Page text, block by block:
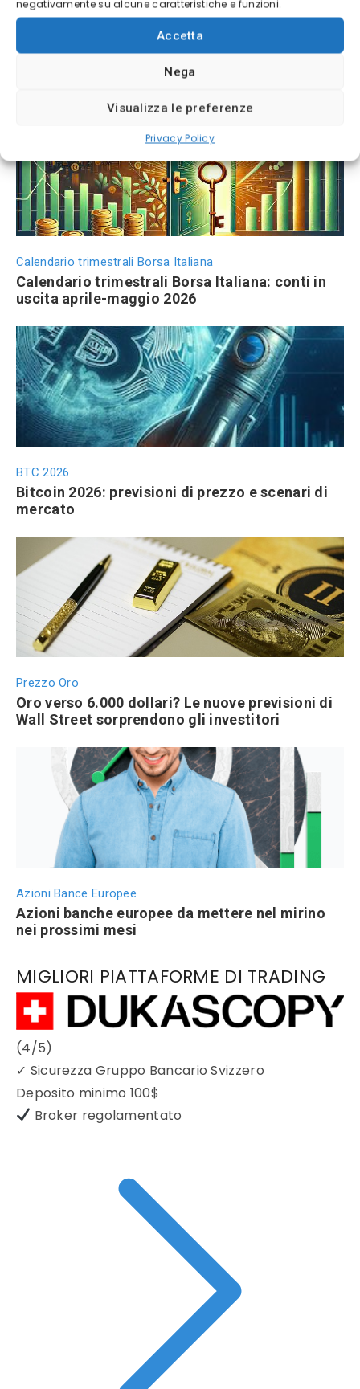
negativamente su alcune caratteristiche e funzioni.
Accetta
Nega
Visualizza le preferenze
Privacy Policy
Migliori azioni da comprare nel 2026: titoli
strategici tra intelligenza artificiale, energia e
Calendario trimestrali Borsa Italiana
Calendario trimestrali Borsa Italiana: conti in
uscita aprile-maggio 2026
BTC 2026
Bitcoin 2026: previsioni di prezzo e scenari di
mercato
Prezzo Oro
Oro verso 6.000 dollari? Le nuove previsioni di
Wall Street sorprendono gli investitori
Azioni Bance Europee
Azioni banche europee da mettere nel mirino
nei prossimi mesi
MIGLIORI PIATTAFORME DI TRADING
(4/5)
✓ Sicurezza Gruppo Bancario Svizzero
Deposito minimo 100$
Broker regolamentato